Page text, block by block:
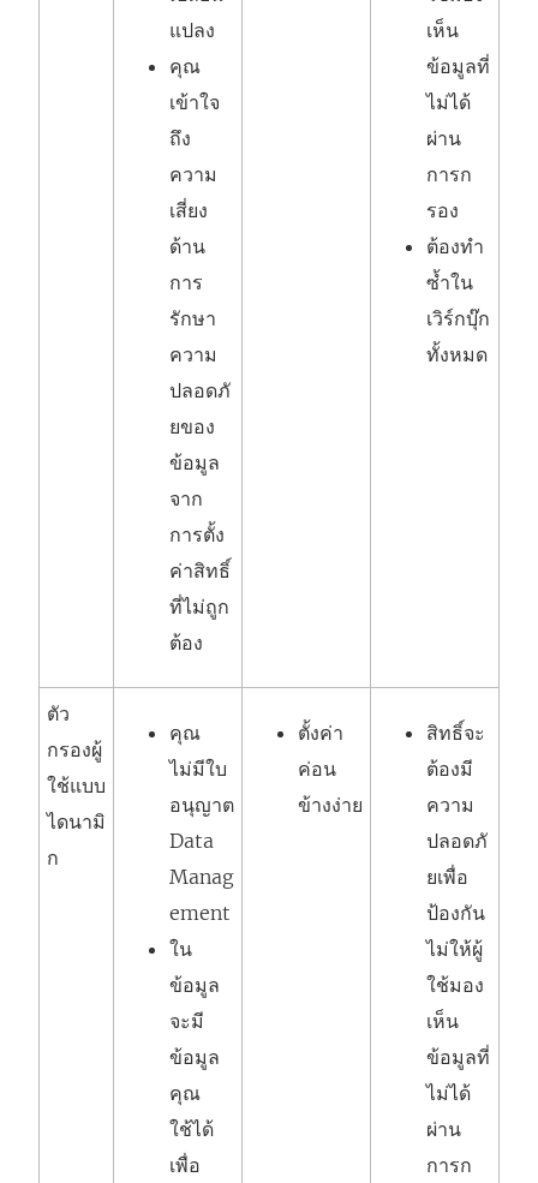
แปลง
คุณ
เข้าใจ
ถึง
ความ
เสี่ยง
ด้าน
การ
รักษา
ความ
ปลอดภั
ยของ
ข้อมูล
จาก
การตั้ง
ค่าสิทธิ์
ที่ไม่ถูก
ต้อง
เห็น
ข้อมูลที่
ไม่ได้
ผ่าน
การก
รอง
ต้องทำ
ซ้ำใน
เวิร์กบุ๊ก
ทั้งหมด
ตัว
กรองผู้
ใช้แบบ
ไดนามิ
ก
คุณ
ไม่มีใบ
อนุญาต
Data
Manag
ement
ใน
ข้อมูล
จะมี
ข้อมูล
คุณ
ใช้ได้
เพื่อ
ตั้งค่า
ค่อน
ข้างง่าย
สิทธิ์จะ
ต้องมี
ความ
ปลอดภั
ยเพื่อ
ป้องกัน
ไม่ให้ผู้
ใช้มอง
เห็น
ข้อมูลที่
ไม่ได้
ผ่าน
การก